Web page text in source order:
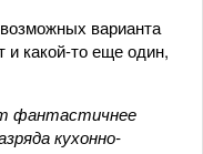
варианта
и какой-то еще один,
фантастичнее
кухонно-